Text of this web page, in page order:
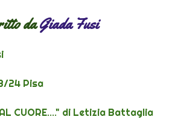
daGiada Fusi
24 Pisa
AL CUORE...." di Letizia Battaglia